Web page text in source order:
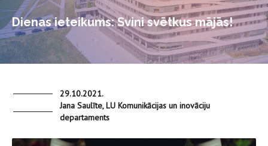
Dienas ieteikums: Svini svētkus mājās!
29.10.2021.
Jana Saulīte, LU Komunikācijas un inovāciju
departaments